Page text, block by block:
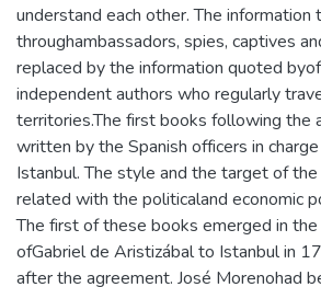
understand each other. The information
throughambassadors, spies, captives
replaced by the information quoted
independent authors who regularly
territories.The first books following the
written by the Spanish officers in
Istanbul. The style and the target of
related with the politicaland economic
The first of these books emerged in
ofGabriel de Aristizábal to Istanbul in
after the agreement. José Morenohad